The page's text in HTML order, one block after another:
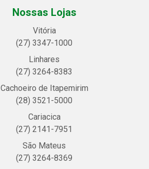
Nossas Lojas
Vitória
(27) 3347-1000
Linhares
(27) 3264-8383
Cachoeiro de Itapemirim
(28) 3521-5000
Cariacica
(27) 2141-7951
São Mateus
(27) 3264-8369